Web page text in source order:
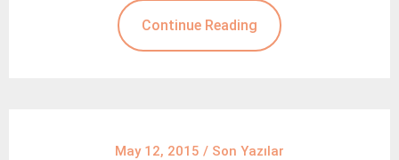
Continue Reading
May 12, 2015 / Son Yazılar